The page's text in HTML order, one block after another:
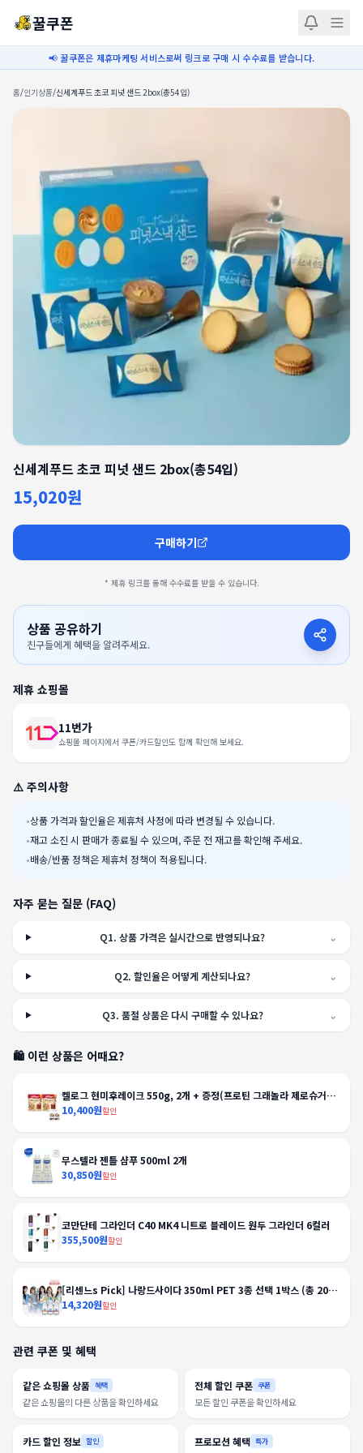
꿀쿠폰
📢 꿀쿠폰은 제휴마케팅 서비스로써 링크로 구매 시 수수료를 받습니다.
홈/인기상품/신세계푸드 초코 피넛 샌드 2box(총54입)
신세계푸드 초코 피넛 샌드 2box(총54입)
15,020원
구매하기
* 제휴 링크를 통해 수수료를 받을 수 있습니다.
상품 공유하기
친구들에게 혜택을 알려주세요.
제휴 쇼핑몰
11번가
쇼핑몰 페이지에서 쿠폰/카드할인도 함께 확인해 보세요.
⚠️ 주의사항
•상품 가격과 할인율은 제휴처 사정에 따라 변경될 수 있습니다.
•재고 소진 시 판매가 종료될 수 있으며, 주문 전 재고를 확인해 주세요.
•배송/반품 정책은 제휴처 정책이 적용됩니다.
자주 묻는 질문 (FAQ)
Q1.상품 가격은 실시간으로 반영되나요? ⌄
Q2.할인율은 어떻게 계산되나요? ⌄
Q3. 품절 상품은 다시 구매할 수 있나요? ⌄
🛍️ 이런 상품은 어때요?
켈로그 현미후레이크 550g, 2개 + 증정(프로틴 그래놀라 제로슈거
40g, 2개)
10,400원할인
무스텔라 젠틀 샴푸 500ml 2개
30,850원할인
코만단테 그라인더 C40 MK4 니트로 블레이드 원두 그라인더 6컬러
355,500원할인
[리센느s Pick] 나랑드사이다 350ml PET 3종 선택 1박스 (총 20
입)
14,320원할인
관련 쿠폰 및 혜택
같은 쇼핑몰 상품 혜택
같은 쇼핑몰의 다른 상품을 확인하세요
전체 할인 쿠폰 쿠폰
모든 할인 쿠폰을 확인하세요
카드 할인 정보 할인 프로모션 혜택 특가